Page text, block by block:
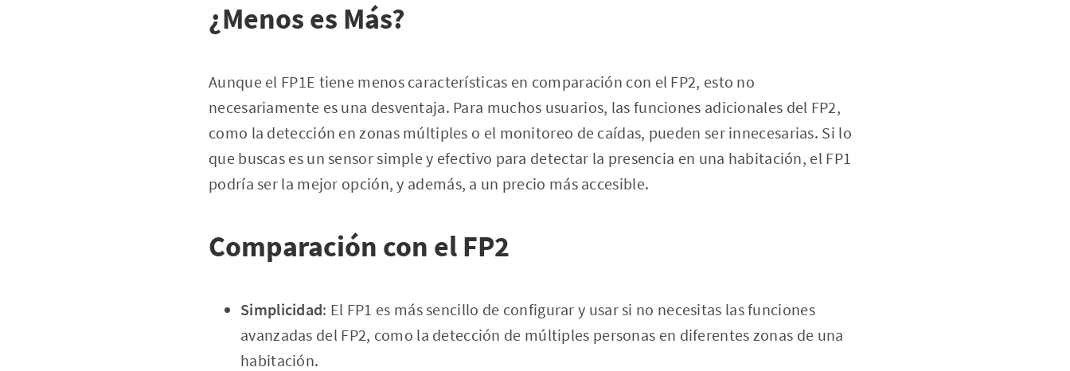
¿Menos es Más?
Aunque el FP1E tiene menos características en comparación con el FP2, esto no
necesariamente es una desventaja. Para muchos usuarios, las funciones adicionales del FP2,
como la detección en zonas múltiples o el monitoreo de caídas, pueden ser innecesarias. Si lo
que buscas es un sensor simple y efectivo para detectar la presencia en una habitación, el FP1
podría ser la mejor opción, y además, a un precio más accesible.
Comparación con el FP2
Simplicidad: El FP1 es más sencillo de configurar y usar si no necesitas las funciones
avanzadas del FP2, como la detección de múltiples personas en diferentes zonas de una
habitación.